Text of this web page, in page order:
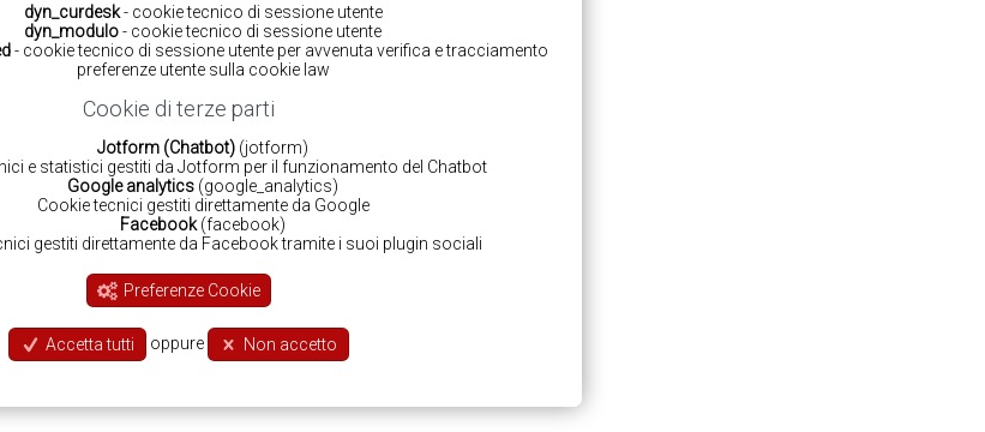
dyn_curdesk- cookie tecnico di sessione utente
dyn_modulo- cookie tecnico di sessione utente
- cookie tecnico di sessione utente per avvenuta verifica e tracciamento
preferenze utente sulla cookie law
Cookie di terze parti
Jotform (Chatbot) (jotform)
e statistici gestiti da Jotform per il funzionamento del Chatbot
Google analytics (google_analytics)
Cookie tecnici gestiti direttamente da Google
Facebook(facebook)
gestiti direttamente da Facebook tramite i suoi plugin sociali
Preferenze Cookie
Accetta tutti oppure Non accetto